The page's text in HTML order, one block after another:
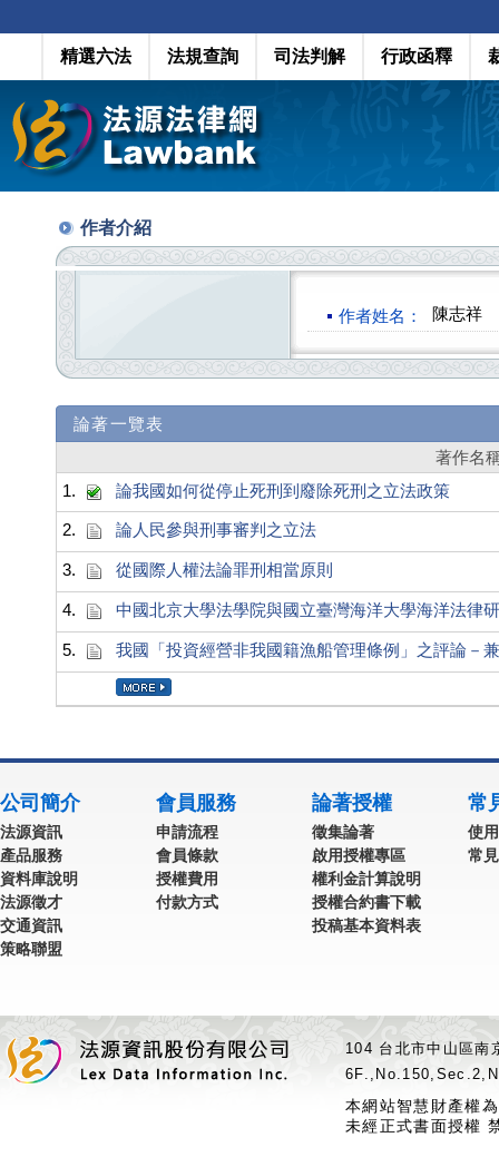
精選六法 法規查詢 司法判解 行政函釋
作者介紹
作者姓名： 陳志祥
論著一覽表
著作名
1.
論我國如何從停止死刑到廢除死刑之立法政策
2. 論人民參與刑事審判之立法
3. 從國際人權法論罪刑相當原則
4. 中國北京大學法學院與國立臺灣海洋大學海洋法律
5. 我國「投資經營非我國籍漁船管理條例」之評論－
公司簡介
法源資訊
產品服務
資料庫說明
法源徵才
交通資訊
策略聯盟
會員服務
申請流程
會員條款
授權費用
付款方式
論著授權
徵集論著
啟用授權專區
權利金計算說明
授權合約書下載
投稿基本資料表
常
使
常
104 台北市中山區
本網站智慧財產權
未經正式書面授權